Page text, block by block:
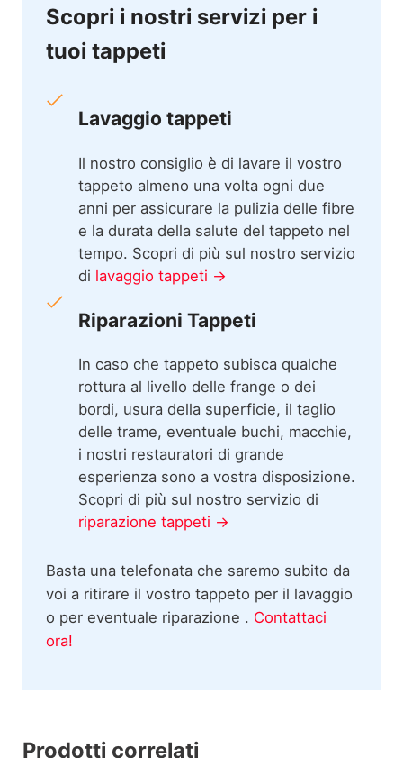
Scopri i nostri servizi per i
tuoi tappeti
Lavaggio tappeti
Il nostro consiglio è di lavare il vostro
tappeto almeno una volta ogni due
anni per assicurare la pulizia delle fibre
e la durata della salute del tappeto nel
tempo. Scopri di più sul nostro servizio
di lavaggio tappeti →
Riparazioni Tappeti
In caso che tappeto subisca qualche
rottura al livello delle frange o dei
bordi, usura della superficie, il taglio
delle trame, eventuale buchi, macchie,
i nostri restauratori di grande
esperienza sono a vostra disposizione.
Scopri di più sul nostro servizio di
riparazione tappeti →
Basta una telefonata che saremo subito da
voi a ritirare il vostro tappeto per il lavaggio
o per eventuale riparazione . Contattaci
ora!
Prodotti correlati